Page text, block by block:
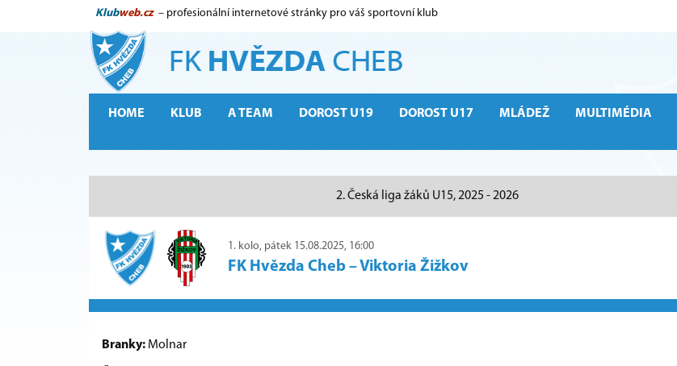
Klubweb.cz – profesionální internetové stránky pro váš sportovní klub
HOME KLUB A TEAM DOROST U19 DOROST U17 MLÁDEŽ MULTIMÉDIA
2. Česká liga žáků U15, 2025 - 2026
1. kolo, pátek 15.08.2025, 16:00
FK Hvězda Cheb – Viktoria Žižkov
Branky: Molnar